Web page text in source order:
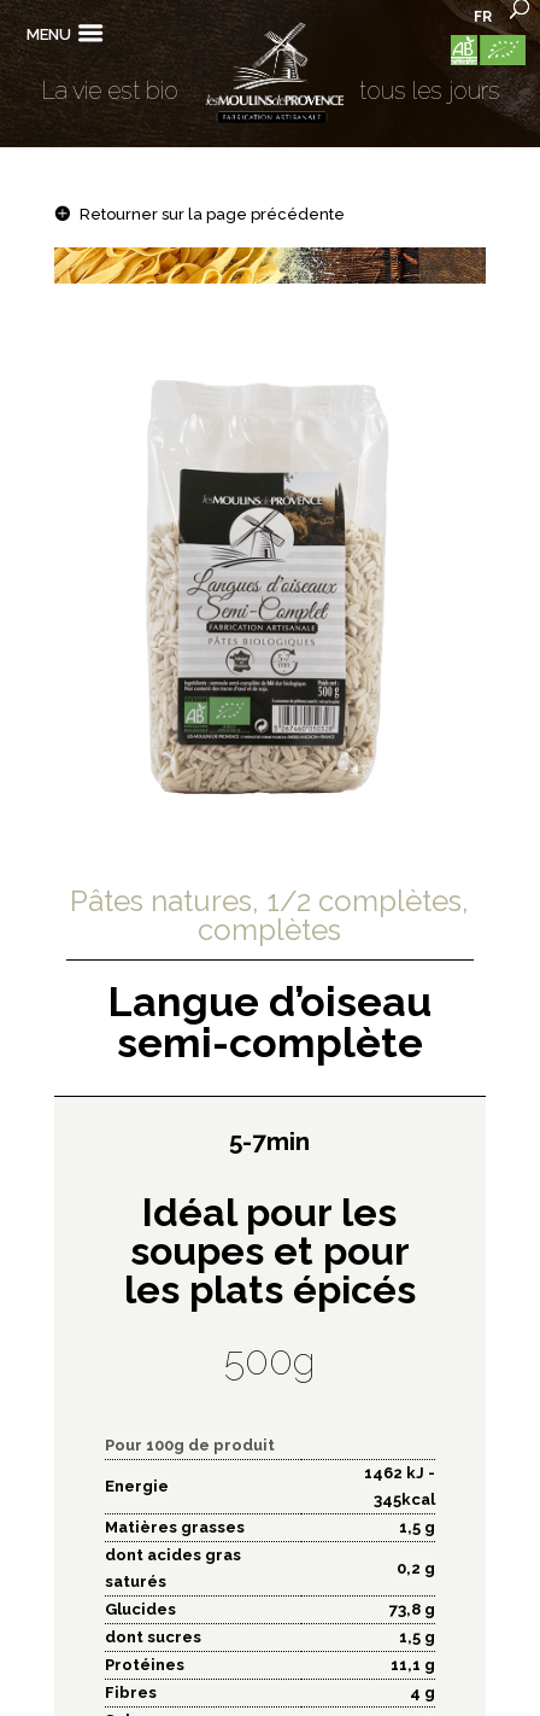
MENU
FR
La vie est bio tous les jours
Retourner sur la page précédente
Pâtes natures, 1/2 complètes,
complètes
Langue d’oiseau
semi-complète
5-7min
Idéal pour les
soupes et pour
les plats épicés
500g
Pour 100g de produit
Energie
1462 kJ -
345kcal
Matières grasses
1,5 g
dont acides gras
saturés
0,2 g
Glucides
73,8 g
dont sucres
1,5 g
Protéines
11,1 g
Fibres
4 g